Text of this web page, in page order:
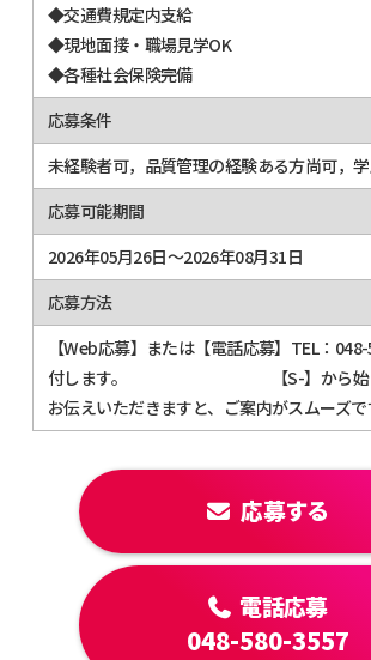
◆交通費規定内支給
◆現地面接・職場見学OK
◆各種社会保険完備
応募条件
未経験者可，品質管理の経験ある方尚可，
応募可能期間
2026年05月26日～2026年08月31日
応募方法
【Web応募】または【電話応募】TEL：
付します。 【S-】から始まる
お伝えいただきますと、ご案内がスムーズで
応募する
電話応募
048-580-3557